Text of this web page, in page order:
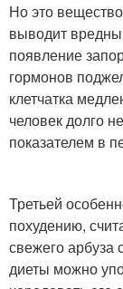
Но это
выводит
появление
гормонов
клетчатка
человек долго
показателем в
Третьей
похудению,
свежего арбуза
диеты можно